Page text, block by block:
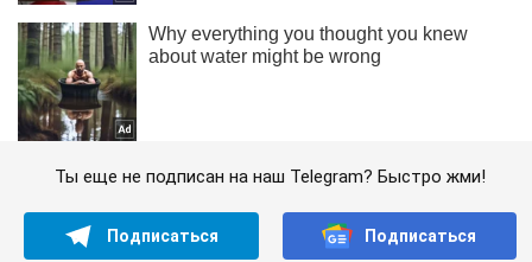
Ты еще не подписан на наш Telegram? Быстро жми!
Подписаться Подписаться